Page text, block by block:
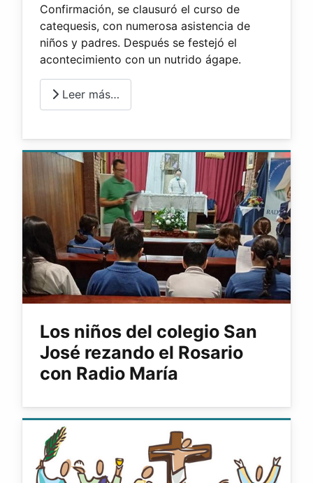
Confirmación, se clausuró el curso de
catequesis, con numerosa asistencia de
niños y padres. Después se festejó el
acontecimiento con un nutrido ágape.
Leer más…
Los niños del colegio San
José rezando el Rosario
con Radio María